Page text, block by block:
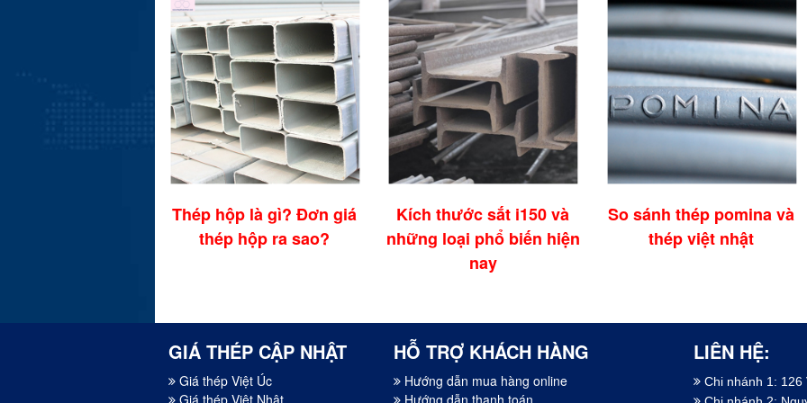
Thép hộp là gì? Đơn giá
thép hộp ra sao?
Kích thước sắt i150 và
những loại phổ biến hiện
nay
So sánh thép pomina và
thép việt nhật
GIÁ THÉP CẬP NHẬT
Giá thép Việt Úc
HỖ TRỢ KHÁCH HÀNG
Hướng dẫn mua hàng online
LIÊN HỆ:
Chi nhánh 1: 126